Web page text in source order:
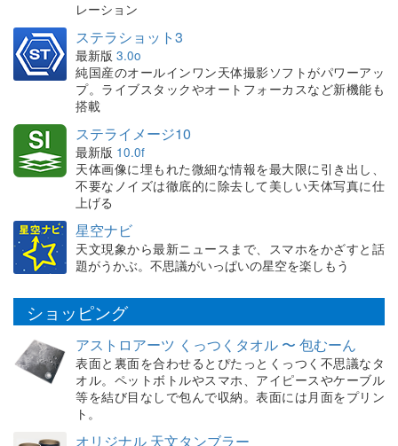
レーション
ステラショット3
最新版 3.0o
純国産のオールインワン天体撮影ソフトがパワーアッ
プ。ライブスタックやオートフォーカスなど新機能も
搭載
ステライメージ10
最新版 10.0f
天体画像に埋もれた微細な情報を最大限に引き出し、
不要なノイズは徹底的に除去して美しい天体写真に仕
上げる
星空ナビ
天文現象から最新ニュースまで、スマホをかざすと話
題がうかぶ。不思議がいっぱいの星空を楽しもう
ショッピング
アストロアーツ くっつくタオル 〜 包むーん
表面と裏面を合わせるとぴたっとくっつく不思議なタ
オル。ペットボトルやスマホ、アイピースやケーブル
等を結び目なしで包んで収納。表面には月面をプリン
ト。
オリジナル 天文タンブラー